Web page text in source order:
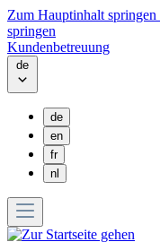
Zum Hauptinhalt springen
springen
Kundenbetreuung
de
de
en
fr
nl